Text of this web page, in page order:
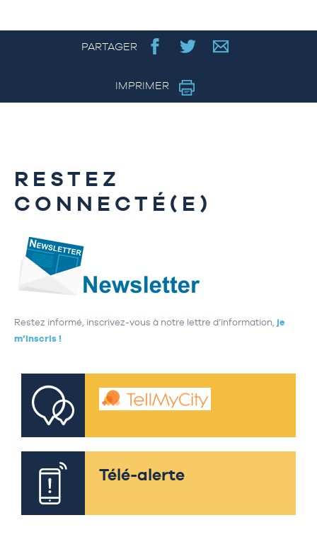
PARTAGER
IMPRIMER
RESTEZ
CONNECTÉ(E)
Restez informé, inscrivez-vous à notre lettre d’information, je
m’inscris !
Télé-alerte